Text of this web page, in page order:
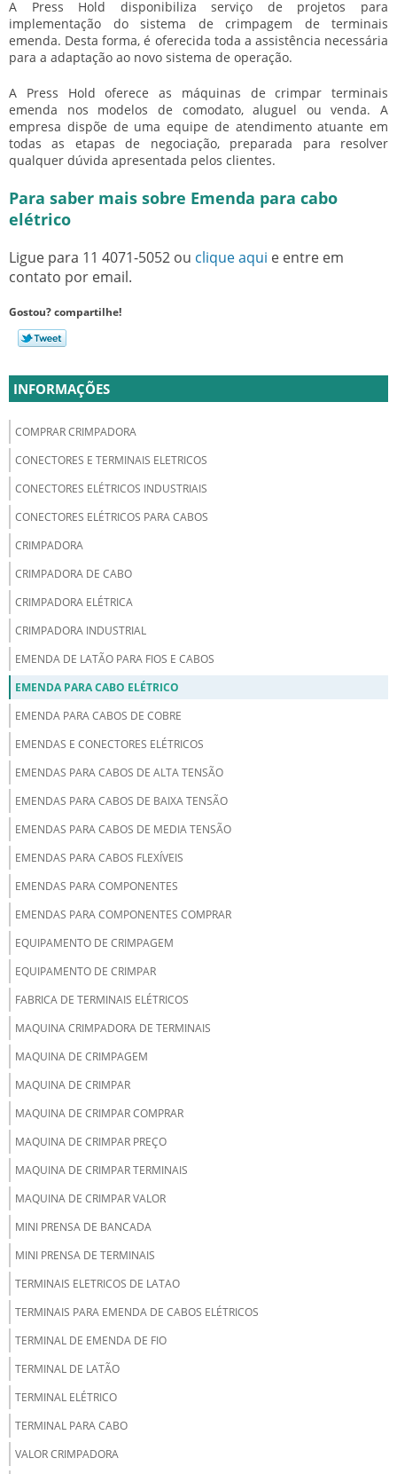
A Press Hold disponibiliza serviço de projetos para
implementação do sistema de crimpagem de terminais
emenda. Desta forma, é oferecida toda a assistência necessária
para a adaptação ao novo sistema de operação.
A Press Hold oferece as máquinas de crimpar terminais
emenda nos modelos de comodato, aluguel ou venda. A
empresa dispõe de uma equipe de atendimento atuante em
todas as etapas de negociação, preparada para resolver
qualquer dúvida apresentada pelos clientes.
Para saber mais sobre Emenda para cabo
elétrico
Ligue para 11 4071-5052 ou clique aqui e entre em
contato por email.
Gostou? compartilhe!
INFORMAÇÕES
COMPRAR CRIMPADORA
CONECTORES E TERMINAIS ELETRICOS
CONECTORES ELÉTRICOS INDUSTRIAIS
CONECTORES ELÉTRICOS PARA CABOS
CRIMPADORA
CRIMPADORA DE CABO
CRIMPADORA ELÉTRICA
CRIMPADORA INDUSTRIAL
EMENDA DE LATÃO PARA FIOS E CABOS
EMENDA PARA CABO ELÉTRICO
EMENDA PARA CABOS DE COBRE
EMENDAS E CONECTORES ELÉTRICOS
EMENDAS PARA CABOS DE ALTA TENSÃO
EMENDAS PARA CABOS DE BAIXA TENSÃO
EMENDAS PARA CABOS DE MEDIA TENSÃO
EMENDAS PARA CABOS FLEXÍVEIS
EMENDAS PARA COMPONENTES
EMENDAS PARA COMPONENTES COMPRAR
EQUIPAMENTO DE CRIMPAGEM
EQUIPAMENTO DE CRIMPAR
FABRICA DE TERMINAIS ELÉTRICOS
MAQUINA CRIMPADORA DE TERMINAIS
MAQUINA DE CRIMPAGEM
MAQUINA DE CRIMPAR
MAQUINA DE CRIMPAR COMPRAR
MAQUINA DE CRIMPAR PREÇO
MAQUINA DE CRIMPAR TERMINAIS
MAQUINA DE CRIMPAR VALOR
MINI PRENSA DE BANCADA
MINI PRENSA DE TERMINAIS
TERMINAIS ELETRICOS DE LATAO
TERMINAIS PARA EMENDA DE CABOS ELÉTRICOS
TERMINAL DE EMENDA DE FIO
TERMINAL DE LATÃO
TERMINAL ELÉTRICO
TERMINAL PARA CABO
VALOR CRIMPADORA